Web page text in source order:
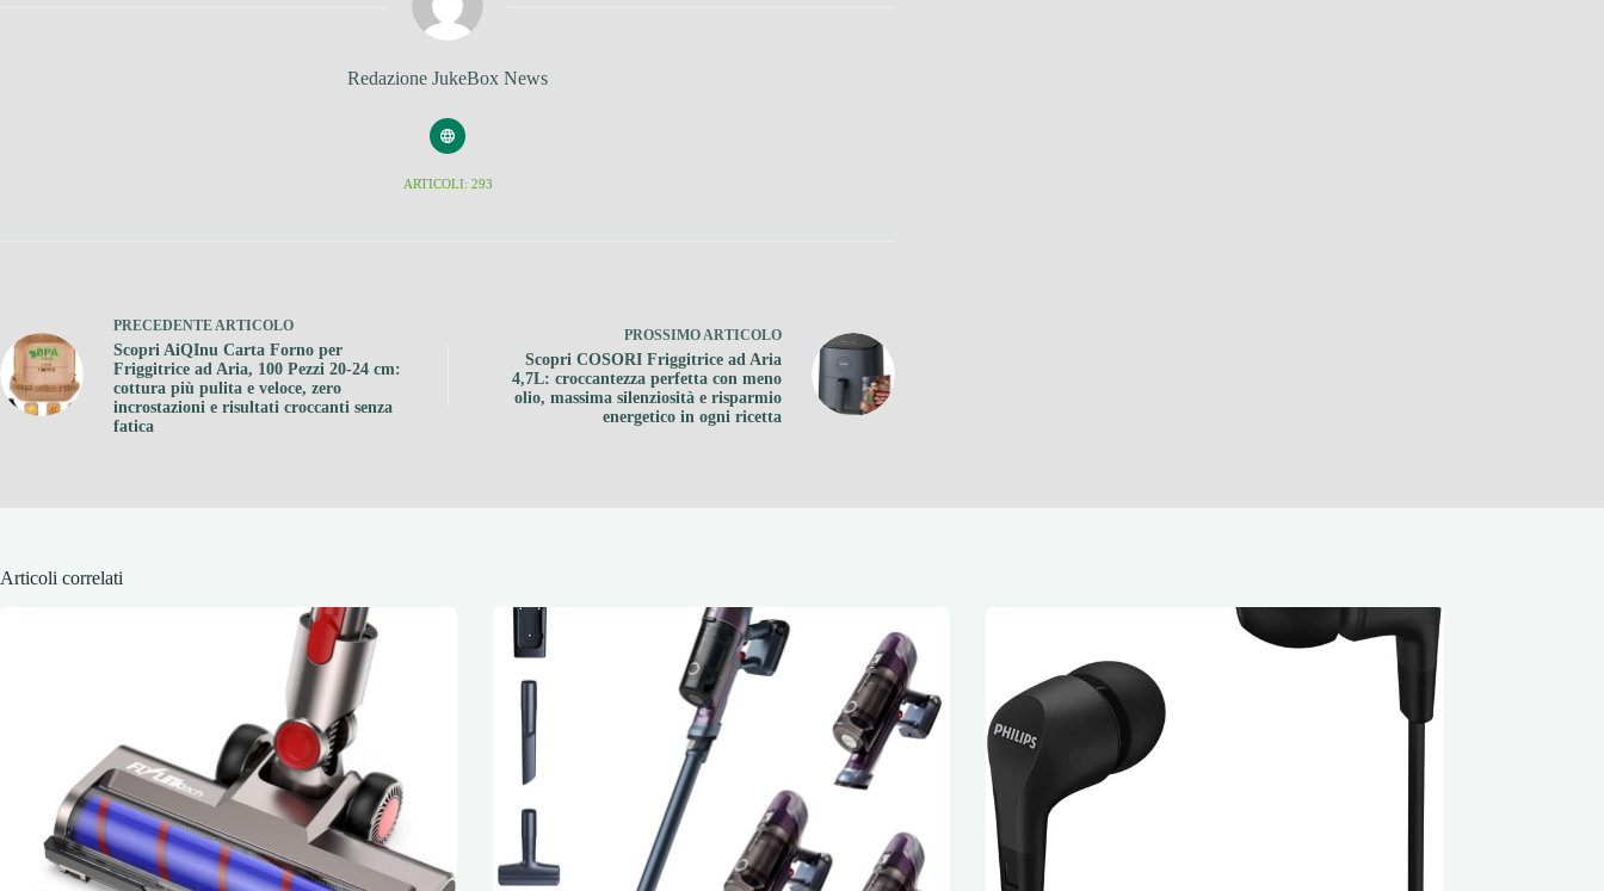
Redazione JukeBox News
ARTICOLI: 293
PRECEDENTE ARTICOLO
Scopri AiQInu Carta Forno per
Friggitrice ad Aria, 100 Pezzi 20-24 cm:
cottura più pulita e veloce, zero
incrostazioni e risultati croccanti senza
fatica
PROSSIMO ARTICOLO
Scopri COSORI Friggitrice ad Aria
4,7L: croccantezza perfetta con meno
olio, massima silenziosità e risparmio
energetico in ogni ricetta
Articoli correlati